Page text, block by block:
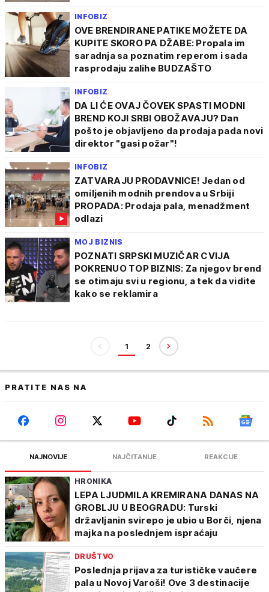
INFOBIZ
OVE BRENDIRANE PATIKE MOŽETE DA
KUPITE SKORO PA DŽABE: Propala im
saradnja sa poznatim reperom i sada
rasprodaju zalihe BUDZAŠTO
INFOBIZ
DA LI ĆE OVAJ ČOVEK SPASTI MODNI
BREND KOJI SRBI OBOŽAVAJU? Dan
pošto je objavljeno da prodaja pada novi
direktor "gasi požar"!
INFOBIZ
ZATVARAJU PRODAVNICE! Jedan od
omiljenih modnih prendova u Srbiji
PROPADA: Prodaja pala, menadžment
odlazi
MOJ BIZNIS
POZNATI SRPSKI MUZIČAR CVIJA
POKRENUO TOP BIZNIS: Za njegov brend
se otimaju svi u regionu, a tek da vidite
kako se reklamira
1 2
PRATITE NAS NA
NAJNOVIJE NAJČITANIJE REAKCIJE
HRONIKA
LEPA LJUDMILA KREMIRANA DANAS NA
GROBLJU U BEOGRADU: Turski
državljanin svirepo je ubio u Borči, njena
majka na poslednjem ispraćaju
DRUŠTVO
Poslednja prijava za turističke vaučere
pala u Novoj Varoši! Ove 3 destinacije